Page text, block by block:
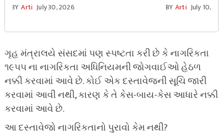
BY Arti July 30, 2026 BY Arti July 10,
ગૃહ મંત્રાલયે સંસદમાં પણ સ્પષ્ટતા કરી છે કે નાગરિકતા
૧૯૫૫ ના નાગરિકતા અધિનિયમની જોગવાઈઓ હેઠળ
નક્કી કરવામાં આવે છે. કોઈ એક દસ્તાવેજની સૂચિ જારી
કરવામાં આવી નથી, કારણ કે તે કેસ-બાય-કેસ આધારે નક્કી
કરવામાં આવે છે.
આ દસ્તાવેજો નાગરિકતાનો પુરાવો કેમ નથી?